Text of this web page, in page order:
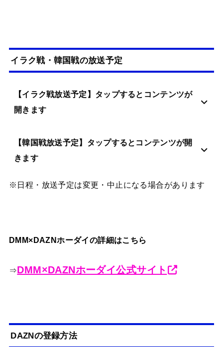
イラク戦・韓国戦の放送予定
【イラク戦放送予定】タップするとコンテンツが
開きます
【韓国戦放送予定】タップするとコンテンツが開
きます
※日程・放送予定は変更・中止になる場合があります
DMM×DAZNホーダイの詳細はこちら
⇒DMM×DAZNホーダイ公式サイト
DAZNの登録方法